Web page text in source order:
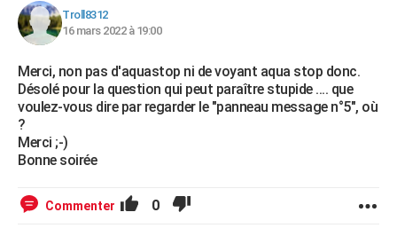
Troll8312
16 mars 2022 à 19:00
Merci, non pas d'aquastop ni de voyant aqua stop donc.
Désolé pour la question qui peut paraître stupide .... que
voulez-vous dire par regarder le "panneau message n°5", où
?
Merci ;-)
Bonne soirée
Commenter 0